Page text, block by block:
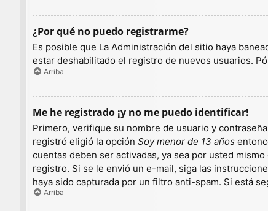
¿Por qué no puedo registrarme?
Es posible que La Administración del sitio haya
estar deshabilitado el registro de nuevos usuarios.
Arriba
Me he registrado ¡y no me puedo identificar!
Primero, verifique su nombre de usuario y
registró eligió la opción Soy menor de 13 años
cuentas deben ser activadas, ya sea por usted
registro. Si se le envió un e-mail, siga las
haya sido capturada por un filtro anti-spam. Si está
Arriba